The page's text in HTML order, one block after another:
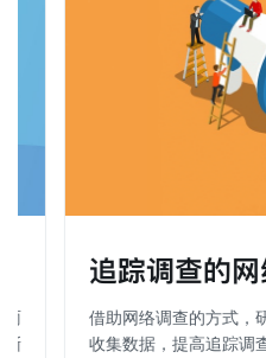
雨
渐
追踪调查的
借助网络调查的方式，
收集数据，提高追踪调